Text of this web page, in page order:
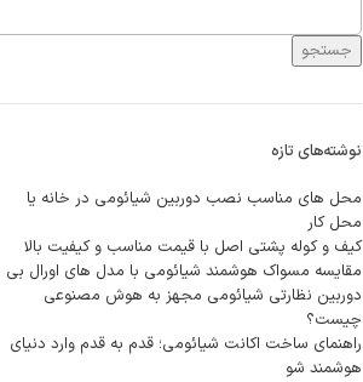
جستجو
نوشته‌های تازه
محل‌ های مناسب نصب دوربین شیائومی در خانه یا
محل کار
کیف و کوله پشتی اصل با قیمت مناسب و کیفیت بالا
مقایسه مسواک هوشمند شیائومی با مدل‌ های اورال بی
دوربین نظارتی شیائومی مجهز به هوش مصنوعی
چیست؟
راهنمای ساخت اکانت شیائومی؛ قدم‌ به‌ قدم وارد دنیای
هوشمند شو